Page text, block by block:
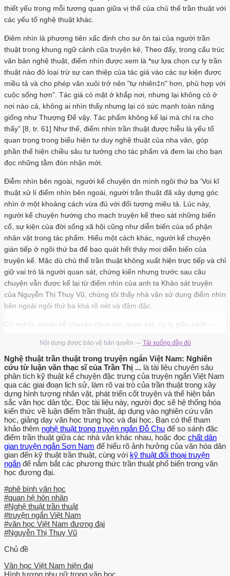
thiết yếu trong mỗi tương quan giữa vị thể của chủ thể trần thuật với
các yếu tổ nghệ thuật khác.
Điêm nhìn là phương tiên xấc định cho sư ôn tại của người trần
thuật trong khung ngữ cảnh cũa truyện kẻ, Theo đấy, trong cấu trúc
văn bản nghệ thuật, điểm nhìn được xem là *sự lựa chọn cự ly trần
thuật nào đỏ loại trừ sự can thiệp của tác giá vào các sự kiện được
miều tả và cho phép văn xuôi trở nên "tự nhiên‡n" hơn, phủ hợp với
cuộc sống hơn”. Tác giá có mặt ở khắp nơi, nhưng lại không có ở
nơi nào cả, không ai nhìn thấy nhưng lại có sức mạnh toàn năng
giống như Thượng Để vậy. Tác phẩm không kể lại mà chỉ ra cho
thấy” [8, tr. 61] Như thế, điểm nhìn trần thuật được hiễu là yếu tổ
quan trọng trong biểu hiện tư duy nghệ thuật của nha văn, góp
phần thể hiện chiều sâu tư tưởng cho tác phẩm và đem lai cho bạn
đọc những tằm đón nhận mới.
Điễm nhìn bên ngoài, người kế chuyện dn mình ngôi thứ ba ‘Voi kĩ
thuật xử lí điểm nhìn bên ngoài, người trằn thuật đã xây dựng góc
nhìn ở một khoảng cách vừa đủ với đối tượng miêu tả. Lúc này,
người kể chuyện hướng cho mạch truyện kể theo sát những biển
cổ, sự kiện của đời sống xã hội cũng như diễn biến của số phận
nhân vật trong tác phẩm. Hiểu một cách khác, người kể chuyện
gián tiếp ở ngôi thứ ba để bao quát hết thảy moi diễn biến của
truyện kể. Mặc dù chủ thể trần thuật không xuất hiện trực tiếp và chỉ
giữ vai trò là người quan sát, chứng kiến nhưng trước sau câu
chuyện vẫn được kể lại từ điểm nhìn của anh ta Khảo sát truyện
của Nguyễn Thị Thuy Vũ, chúng tôi thấy nhà văn sử dụng điểm nhìn
bên ngoài ngôi thứ ba khá rõ nét và đậm đặc.
Có nghĩa, người kể chuyện chọn sóc quan sát, cự ly giãn cách —
nhân vật. Trong Trôi sông, người kể chuyện giới thiệu một cách khái
quát về nhân vật Tư: “Lão là một thứ thợ xà bằn. Công lão thường
bằng vài xị rượu đễ, một chút đồ nhậu, chút đính tiền nong, ăn một
bữa gid, dự một đám thôi nôi. Lão là một tên phụ lục lội suốt ngày
bầu bạn với cây chỗi Tàu cau, cái xéng” 35, tr 12].
Người kể chuyện, không những giới thiệu về nhân vật lão Tư mà
còn thể hiện niềm trắc ẳn xót thương một đời thăng trầm đối với
nhân vật “Nhưng lão làm sao có thể quên ngày hiển hách nhất đời
lão - ngày quan trì phủ lấy đứa con gái độc nhất của ông về làm vợ
thứ tám. Cũng bắt đầu từ đó lão đoạn tuyệt làm phu quét dọn” [35,
tr 13]. Dòng đời con người thiên biển van hóa, có lúc sướng, lúc
khổ. Chính vì vậy mà lão Tư luôn hoài vọng, tiếc nuối quá khứ một
thời vinh hiễn.
Bên cạnh đó, người kể chuyện đã ấn mình vào trong xúc cảm của
nhân vật, để thể nghiệm những chuyển biến tỉnh tế, nhạy cảm trong
tim hồn âu kún được bộc bạch cụ thé: “eng con trăng cuối năm như
rượu Mai Quế Lộ của con gái lão cấp nắp đem về cho lão. Lão ngồi
xếp bằng trên chỉ chiếu manh nhâm nhĩ "mi ng thịt heo rừng nướng.
Nội dung được bảo vệ bản quyền — Tải xuống đầy đủ
Nghệ thuật trần thuật trong truyện ngắn Việt Nam: Nghiên
cứu từ luận văn thạc sĩ của Trần Thị ... là tài liệu chuyên sâu
phân tích kỹ thuật kể chuyện đặc trưng của truyện ngắn Việt Nam
qua các giai đoạn lịch sử, làm rõ vai trò của trần thuật trong xây
dựng hình tượng nhân vật, phát triển cốt truyện và thể hiện bản
sắc văn học dân tộc. Đọc tài liệu này, người đọc sẽ hệ thống hóa
kiến thức về luận điểm trần thuật, áp dụng vào nghiên cứu văn
học, giảng dạy văn học trung học và đại học. Bạn có thể tham
khảo thêm nghệ thuật trong truyện ngắn Đỗ Chu để so sánh đặc
điểm trần thuật giữa các nhà văn khác nhau, hoặc đọc chất dân
gian truyện ngắn Sơn Nam để hiểu rõ ảnh hưởng của văn hóa dân
gian đến kỹ thuật trần thuật, cùng với kỹ thuật đối thoại truyện
ngắn để nắm bắt các phương thức trần thuật phổ biến trong văn
học đương đại.
#phê bình văn học
#quan hệ hôn nhân
#Nghệ thuật trần thuật
#truyện ngắn Việt Nam
#văn học Việt Nam đương đại
#Nguyễn Thị Thuỵ Vũ
Chủ đề
Văn học Việt Nam hiện đại
Hình tượng phụ nữ trong văn học